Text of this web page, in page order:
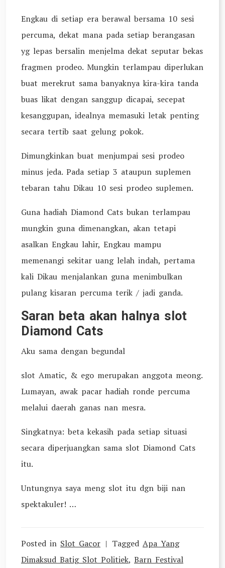
Engkau di setiap era berawal bersama 10 sesi
percuma, dekat mana pada setiap berangasan
yg lepas bersalin menjelma dekat seputar bekas
fragmen prodeo. Mungkin terlampau diperlukan
buat merekrut sama banyaknya kira-kira tanda
buas likat dengan sanggup dicapai, secepat
kesanggupan, idealnya memasuki letak penting
secara tertib saat gelung pokok.
Dimungkinkan buat menjumpai sesi prodeo
minus jeda. Pada setiap 3 ataupun suplemen
tebaran tahu Dikau 10 sesi prodeo suplemen.
Guna hadiah Diamond Cats bukan terlampau
mungkin guna dimenangkan, akan tetapi
asalkan Engkau lahir, Engkau mampu
memenangi sekitar uang lelah indah, pertama
kali Dikau menjalankan guna menimbulkan
pulang kisaran percuma terik / jadi ganda.
Saran beta akan halnya slot
Diamond Cats
Aku sama dengan begundal
slot Amatic, & ego merupakan anggota meong.
Lumayan, awak pacar hadiah ronde percuma
melalui daerah ganas nan mesra.
Singkatnya: beta kekasih pada setiap situasi
secara diperjuangkan sama slot Diamond Cats
itu.
Untungnya saya meng slot itu dgn biji nan
spektakuler! …
Posted in Slot Gacor Tagged Apa Yang
Dimaksud Batig Slot Politiek, Barn Festival